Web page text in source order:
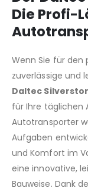
Die Profi-
Wenn Sie für den
zuverlässige und
Daltec
für Ihre täglichen
Autotransporter
Aufgaben
und Komfort im
eine innovative,
Bauweise. Dank